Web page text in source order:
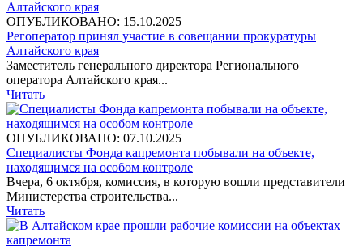
ОПУБЛИКОВАНО: 15.10.2025
Регоператор принял участие в совещании прокуратуры
Алтайского края
Заместитель генерального директора Регионального
оператора Алтайского края...
Читать
ОПУБЛИКОВАНО: 07.10.2025
Специалисты Фонда капремонта побывали на объекте,
находящимся на особом контроле
Вчера, 6 октября, комиссия, в которую вошли представители
Министерства строительства...
Читать